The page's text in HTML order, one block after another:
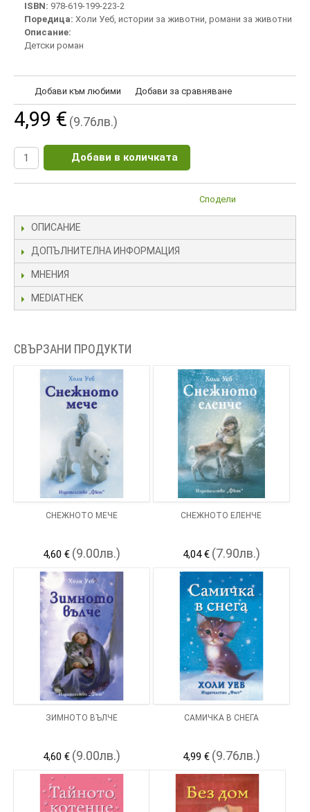
ISBN: 978-619-199-223-2
Поредица: Холи Уеб, истории за животни, романи за животни
Описание:
Детски роман
Добави към любими Добави за сравняване
4,99 € (9.76лв.)
Добави в количката
Сподели
ОПИСАНИЕ
ДОПЪЛНИТЕЛНА ИНФОРМАЦИЯ
МНЕНИЯ
MEDIATHEK
СВЪРЗАНИ ПРОДУКТИ
СНЕЖНОТО МЕЧЕ
4,60 € (9.00лв.)
СНЕЖНОТО ЕЛЕНЧЕ
4,04 € (7.90лв.)
ЗИМНОТО ВЪЛЧЕ
4,60 € (9.00лв.)
САМИЧКА В СНЕГА
4,99 € (9.76лв.)